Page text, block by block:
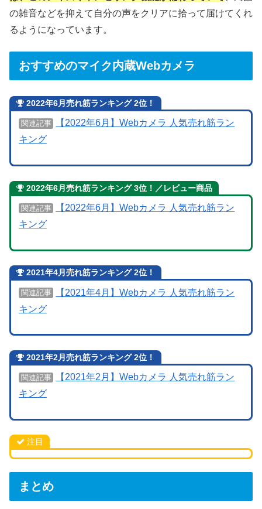
の雑音などを抑えて自分の声をクリアに拾って届けてくれ
るようになっています。
おすすめのマイク内蔵Webカメラ
2022年6月売れ筋ランキング 2位！
関連記事
【2022年6月】Webカメラ 人気売れ筋ラン
キング
2022年6月売れ筋ランキング 3位！ ／レビュー商品
関連記事
【2022年6月】Webカメラ 人気売れ筋ラン
キング
2021年4月売れ筋ランキング 2位！
関連記事
【2021年4月】Webカメラ 人気売れ筋ラン
キング
2021年2月売れ筋ランキング 2位！
関連記事
【2021年2月】Webカメラ 人気売れ筋ラン
キング
注目
まとめ